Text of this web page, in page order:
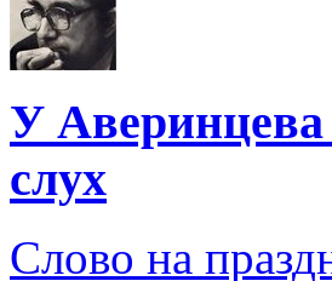
У
слух
Слово на